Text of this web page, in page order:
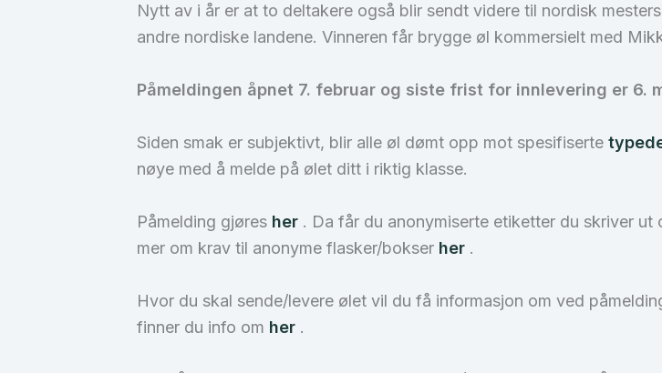
Nytt av i år er at to deltakere også blir sendt videre til nordisk
andre nordiske landene. Vinneren får brygge øl kommersielt med
Påmeldingen åpnet 7. februar og siste frist for innlevering er 6.
Siden smak er subjektivt, blir alle øl dømt opp mot spesifiserte
nøye med å melde på ølet ditt i riktig klasse.
Påmelding gjøres her . Da får du anonymiserte etiketter du skriver
mer om krav til anonyme flasker/bokser her .
Hvor du skal sende/levere ølet vil du få informasjon om ved
finner du info om her .